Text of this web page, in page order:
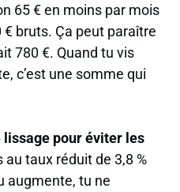
65 € en moins par mois
bruts. Ça peut paraître
780 €. Quand tu vis
c’est une somme qui
lissage pour éviter les
au taux réduit de 3,8 %
augmente, tu ne